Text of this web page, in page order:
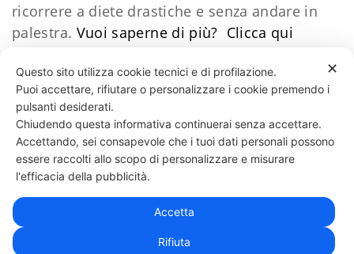
ricorrere a diete drastiche e senza andare in
palestra. Vuoi saperne di più? Clicca qui
64 LIKES
331 818 4777DANIELE ESPOSITO
✕
Questo sito utilizza cookie tecnici e di profilazione.
Puoi accettare, rifiutare o personalizzare i cookie premendo i
pulsanti desiderati.
Chiudendo questa informativa continuerai senza accettare.
Accettando, sei consapevole che i tuoi dati personali possono
essere raccolti allo scopo di personalizzare e misurare
l'efficacia della pubblicità.
Accetta
Rifiuta